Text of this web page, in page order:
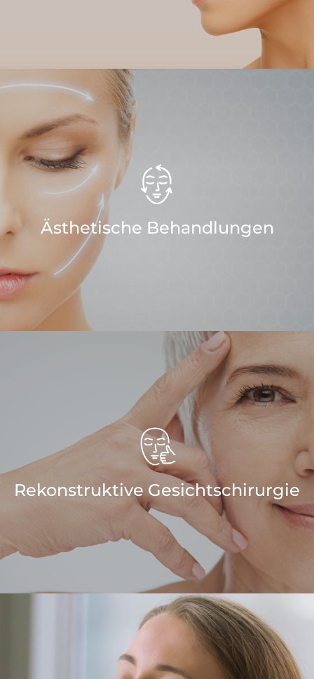
Ästhetische Behandlungen
Rekonstruktive Gesichtschirurgie